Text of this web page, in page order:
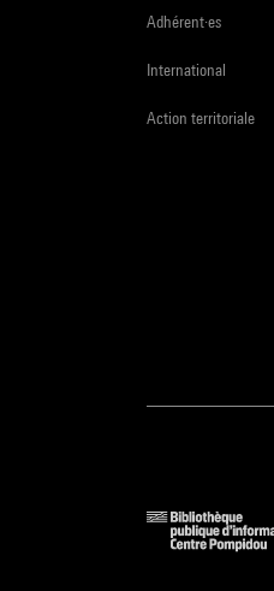
Adhérent·es
International
Action territoriale